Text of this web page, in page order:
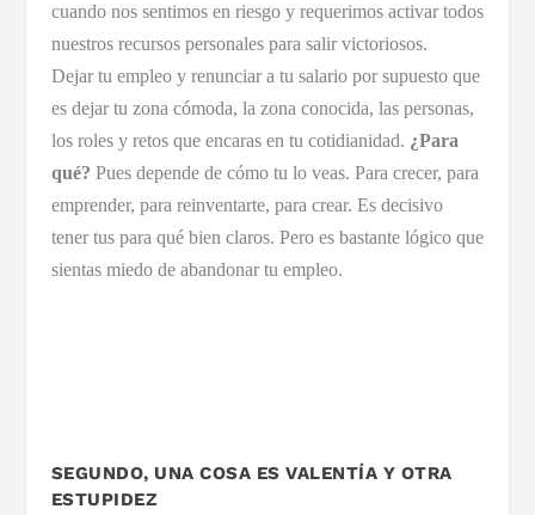
cuando nos sentimos en riesgo y requerimos activar todos
nuestros recursos personales para salir victoriosos.
Dejar tu empleo y renunciar a tu salario por supuesto que
es dejar tu zona cómoda, la zona conocida, las personas,
los roles y retos que encaras en tu cotidianidad. ¿Para
qué? Pues depende de cómo tu lo veas. Para crecer, para
emprender, para reinventarte, para crear. Es decisivo
tener tus para qué bien claros. Pero es bastante lógico que
sientas miedo de abandonar tu empleo.
SEGUNDO, UNA COSA ES VALENTÍA Y OTRA
ESTUPIDEZ